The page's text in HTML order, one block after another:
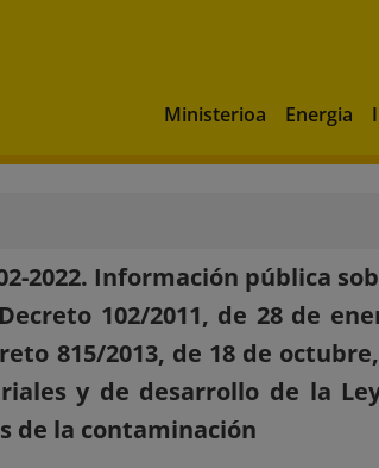
Ministerioa Energia
02-2022. Información pública
102/2011, de 28 de
815/2013, de 18 de
y de desarrollo de la
de la contaminación